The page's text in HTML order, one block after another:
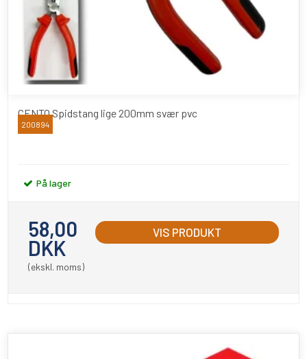
CENTO Spidstang lige 200mm svær pvc
CENTO
200894
På lager
58,00
DKK
(ekskl. moms)
VIS PRODUKT